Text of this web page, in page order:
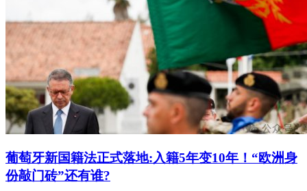
葡萄牙新国籍法正式落地:入籍5年变10年！“欧洲身
份敲门砖”还有谁?